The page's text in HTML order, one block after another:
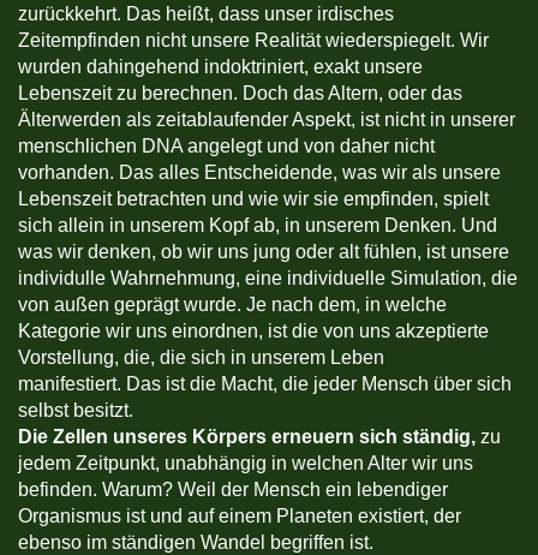
zurückkehrt. Das heißt, dass unser irdisches
Zeitempfinden nicht unsere Realität wiederspiegelt. Wir
wurden dahingehend indoktriniert, exakt unsere
Lebenszeit zu berechnen. Doch das Altern, oder das
Älterwerden als zeitablaufender Aspekt, ist nicht in unserer
menschlichen DNA angelegt und von daher nicht
vorhanden. Das alles Entscheidende, was wir als unsere
Lebenszeit betrachten und wie wir sie empfinden, spielt
sich allein in unserem Kopf ab, in unserem Denken. Und
was wir denken, ob wir uns jung oder alt fühlen, ist unsere
individulle Wahrnehmung, eine individuelle Simulation, die
von außen geprägt wurde. Je nach dem, in welche
Kategorie wir uns einordnen, ist die von uns akzeptierte
Vorstellung, die, die sich in unserem Leben
manifestiert. Das ist die Macht, die jeder Mensch über sich
selbst besitzt.
Die Zellen unseres Körpers erneuern sich ständig, zu
jedem Zeitpunkt, unabhängig in welchen Alter wir uns
befinden. Warum? Weil der Mensch ein lebendiger
Organismus ist und auf einem Planeten existiert, der
ebenso im ständigen Wandel begriffen ist.